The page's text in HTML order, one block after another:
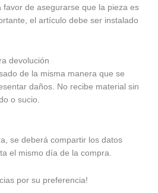
de asegurarse que la pieza es
el artículo debe ser instalado
devolución
de la misma manera que se
daños. No recibe material sin
o sucio.
se deberá compartir los datos
el mismo día de la compra.
por su preferencia!